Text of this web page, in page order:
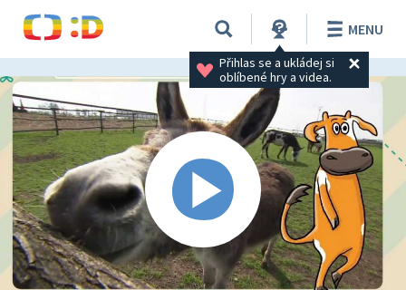
Přihlas se a ukládej si
oblíbené hry a videa.
MENU